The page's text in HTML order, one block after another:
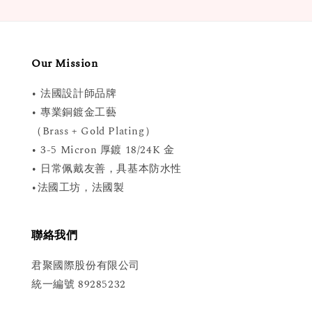
Our Mission
• 法國設計師品牌
• 專業銅鍍金工藝
（Brass + Gold Plating）
• 3-5 Micron 厚鍍 18/24K 金
• 日常佩戴友善，具基本防水性
•法國工坊，法國製
聯絡我們
君聚國際股份有限公司
統一編號 89285232